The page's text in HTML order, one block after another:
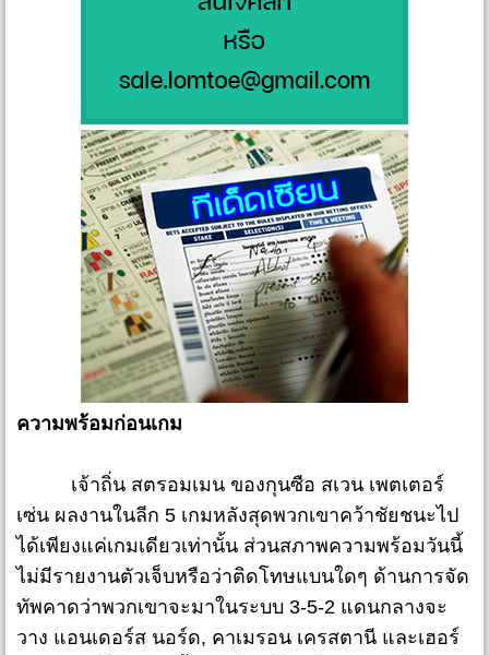
ความพร้อมก่อนเกม
เจ้าถิ่น สตรอมเมน ของกุนซือ สเวน เพตเตอร์
เซ่น ผลงานในลีก 5 เกมหลังสุดพวกเขาคว้าชัยชนะไป
ได้เพียงแค่เกมเดียวเท่านั้น ส่วนสภาพความพร้อมวันนี้
ไม่มีรายงานตัวเจ็บหรือว่าติดโทษแบนใดๆ ด้านการจัด
ทัพคาดว่าพวกเขาจะมาในระบบ 3-5-2 แดนกลางจะ
วาง แอนเดอร์ส นอร์ด, คาเมรอน เครสตานี และเฮอร์